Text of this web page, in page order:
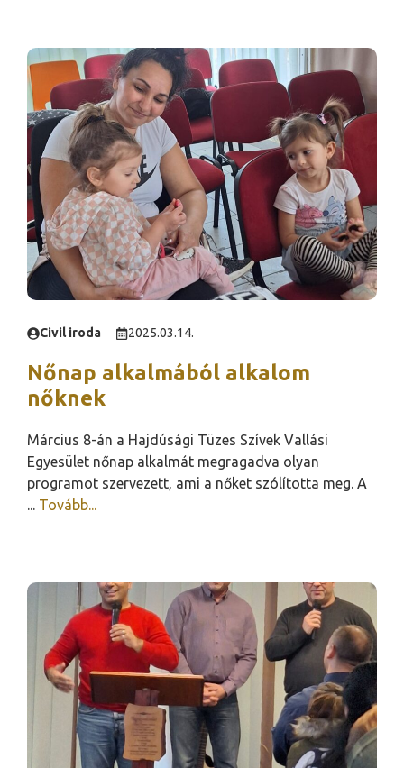
Civil iroda 2025.03.14.
Nőnap alkalmából alkalom
nőknek
Március 8-án a Hajdúsági Tüzes Szívek Vallási
Egyesület nőnap alkalmát megragadva olyan
programot szervezett, ami a nőket szólította meg. A
... Tovább...